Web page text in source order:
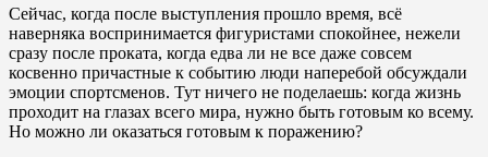
Сейчас, когда после выступления прошло время, всё
наверняка воспринимается фигуристами спокойнее, нежели
сразу после проката, когда едва ли не все даже совсем
косвенно причастные к событию люди наперебой обсуждали
эмоции спортсменов. Тут ничего не поделаешь: когда жизнь
проходит на глазах всего мира, нужно быть готовым ко всему.
Но можно ли оказаться готовым к поражению?